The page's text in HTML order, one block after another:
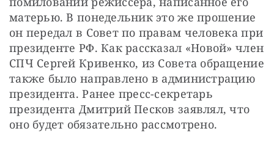
матерью. В понедельник это же прошение
он передал в Совет по правам человека при
президенте РФ. Как рассказал «Новой» член
СПЧ Сергей Кривенко, из Совета обращение
также было направлено в администрацию
президента. Ранее пресс-секретарь
президента Дмитрий Песков заявлял, что
оно будет обязательно рассмотрено.